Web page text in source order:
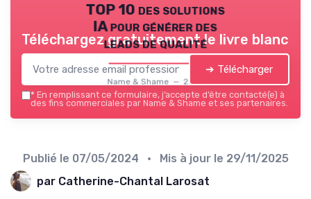
TOP 10 des solutions
IA pour générer des
leads de qualité
Name & Shame — 2026
Téléchargez gratuitement le livre blanc
➔ Télécharger
* En remplissant ce formulaire, j’accepte d’être contacté(e) à
des fins commerciales par Name & Shame et ses partenaires.
Publié le 07/05/2024 • Mis à jour le 29/11/2025
par Catherine-Chantal Larosat